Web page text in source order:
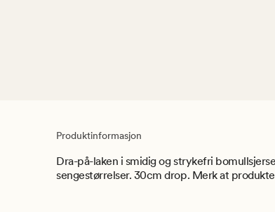
Produktinformasjon
Dra-på-laken i smidig og strykefri
sengestørrelser. 30cm drop. Merk at